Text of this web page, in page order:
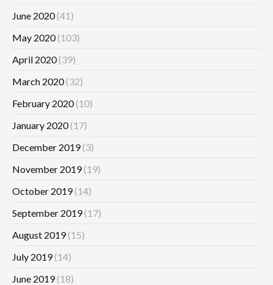
June 2020(41)
May 2020(103)
April 2020(39)
March 2020(32)
February 2020(10)
January 2020(17)
December 2019(3)
November 2019(19)
October 2019(14)
September 2019(17)
August 2019(15)
July 2019(14)
June 2019(18)